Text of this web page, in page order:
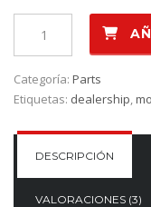
spark-
plug
quantity
Categoría: Parts
Etiquetas: dealership,
DESCRIPCIÓN
VALORACIONES (3)